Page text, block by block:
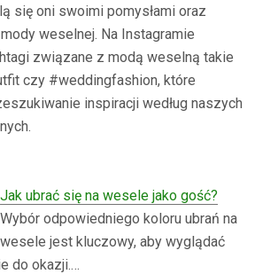
się oni swoimi pomysłami oraz
weselnej. Na Instagramie
związane z modą weselną takie
czy #weddingfashion, które
inspiracji według naszych
Jak ubrać się na wesele jako gość?
Wybór odpowiedniego koloru ubrań na
wesele jest kluczowy, aby wyglądać
do okazji.…